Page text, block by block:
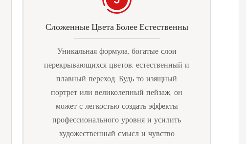
Сложенные Цвета Более Естественны
Уникальная формула, богатые слои
перекрывающихся цветов, естественный и
плавный переход. Будь то изящный
портрет или великолепный пейзаж, он
может с легкостью создать эффекты
профессионального уровня и усилить
художественный смысл и чувство